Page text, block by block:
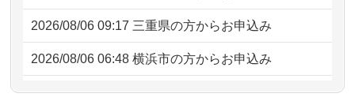
2026/08/06 09:17 三重県の方からお申込み
2026/08/06 06:48 横浜市の方からお申込み
2026/08/05 15:07 東京都の方からお申込み